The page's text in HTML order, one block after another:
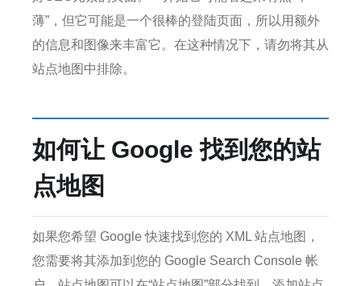
薄”，但它可能是一个很棒的登陆页面，所以用额外
的信息和图像来丰富它。 在这种情况下，请勿将其从
站点地图中排除。
如何让 Google 找到您的站
点地图
如果您希望 Google 快速找到您的 XML 站点地图，
您需要将其添加到您的 Google Search Console 帐